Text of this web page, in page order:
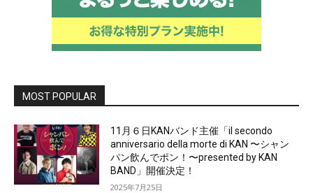
MOST POPULAR
11月６日KANバンド主催「il secondo
anniversario della morte di KAN 〜シャン
パン飲んでポン！〜presented by KAN
BAND」開催決定！
2025年7月25日